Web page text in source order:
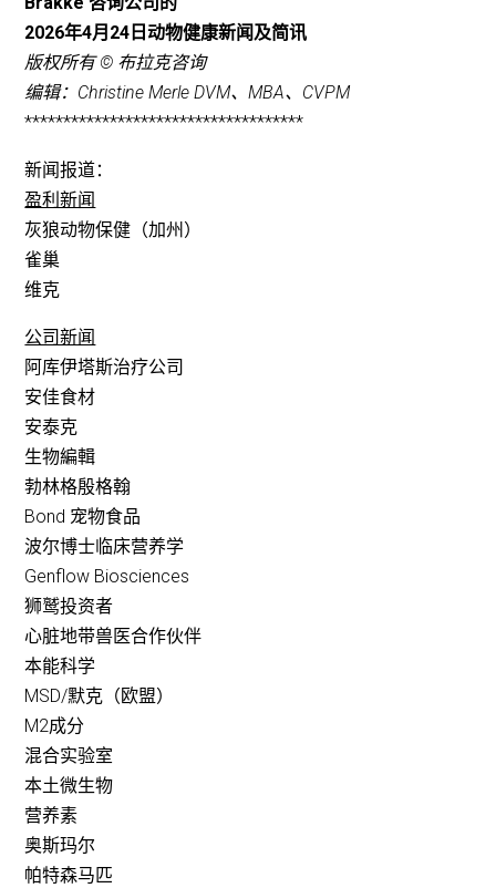
2026年4月24日动物健康新闻及简讯
版权所有 © 布拉克咨询
编辑：Christine Merle DVM、MBA、CVPM
************************************
新闻报道：
盈利新闻
灰狼动物保健（加州）
雀巢
维克
公司新闻
阿库伊塔斯治疗公司
安佳食材
安泰克
生物編輯
勃林格殷格翰
Bond 宠物食品
波尔博士临床营养学
Genflow Biosciences
狮鹫投资者
心脏地带兽医合作伙伴
本能科学
MSD/默克（欧盟）
M2成分
混合实验室
本土微生物
营养素
奥斯玛尔
帕特森马匹